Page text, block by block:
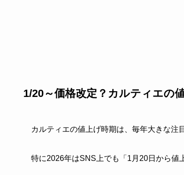
1/20～価格改定？カルティエの
カルティエの値上げ時期は、毎年大きな注
特に2026年はSNS上でも「1月20日から値